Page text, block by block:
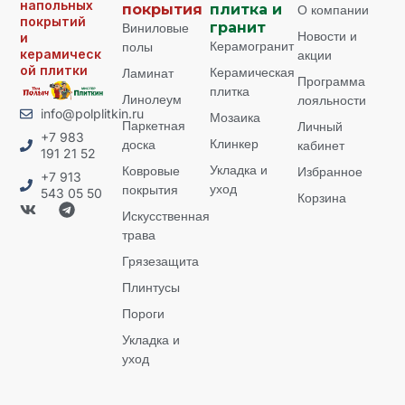
напольных
покрытий
и
керамическ
ой плитки
info@polplitkin.ru
+7 983
191 21 52
+7 913
543 05 50
покрытия
Виниловые
полы
Ламинат
Линолеум
Паркетная
доска
Ковровые
покрытия
Искусственная
трава
Грязезащита
Плинтусы
Пороги
Укладка и
уход
плитка и
гранит
Керамогранит
Керамическая
плитка
Мозаика
Клинкер
Укладка и
уход
О компании
Новости и
акции
Программа
лояльности
Личный
кабинет
Избранное
Корзина